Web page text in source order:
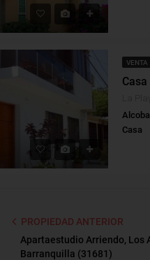
VENTA
Casa
PROPIEDAD ANTERIOR
Apartaestudio Arriendo, Los
Barranquilla (31681)